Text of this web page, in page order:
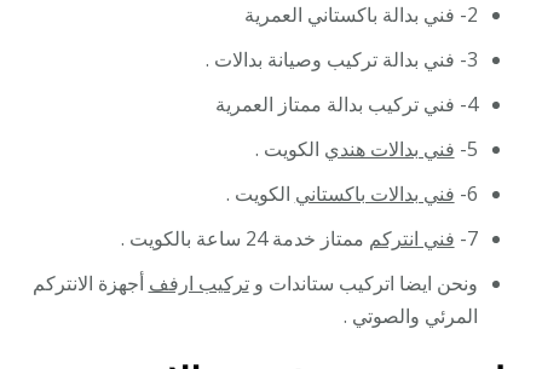
2- فني بدالة باكستاني العمرية
3- فني بدالة تركيب وصيانة بدالات .
4- فني تركيب بدالة ممتاز العمرية
5- فني بدالات هندي الكويت .
6- فني بدالات باكستاني الكويت .
7- فني انتركم ممتاز خدمة 24 ساعة بالكويت .
ونحن ايضا اتركيب ستاندات وتركيب ارفف أجهزة الانتركم
المرئي والصوتي .